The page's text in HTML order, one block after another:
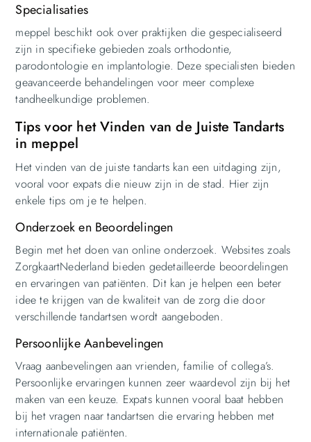
Specialisaties
meppel beschikt ook over praktijken die gespecialiseerd
zijn in specifieke gebieden zoals orthodontie,
parodontologie en implantologie. Deze specialisten bieden
geavanceerde behandelingen voor meer complexe
tandheelkundige problemen.
Tips voor het Vinden van de Juiste Tandarts
in meppel
Het vinden van de juiste tandarts kan een uitdaging zijn,
vooral voor expats die nieuw zijn in de stad. Hier zijn
enkele tips om je te helpen.
Onderzoek en Beoordelingen
Begin met het doen van online onderzoek. Websites zoals
ZorgkaartNederland bieden gedetailleerde beoordelingen
en ervaringen van patiënten. Dit kan je helpen een beter
idee te krijgen van de kwaliteit van de zorg die door
verschillende tandartsen wordt aangeboden.
Persoonlijke Aanbevelingen
Vraag aanbevelingen aan vrienden, familie of collega’s.
Persoonlijke ervaringen kunnen zeer waardevol zijn bij het
maken van een keuze. Expats kunnen vooral baat hebben
bij het vragen naar tandartsen die ervaring hebben met
internationale patiënten.